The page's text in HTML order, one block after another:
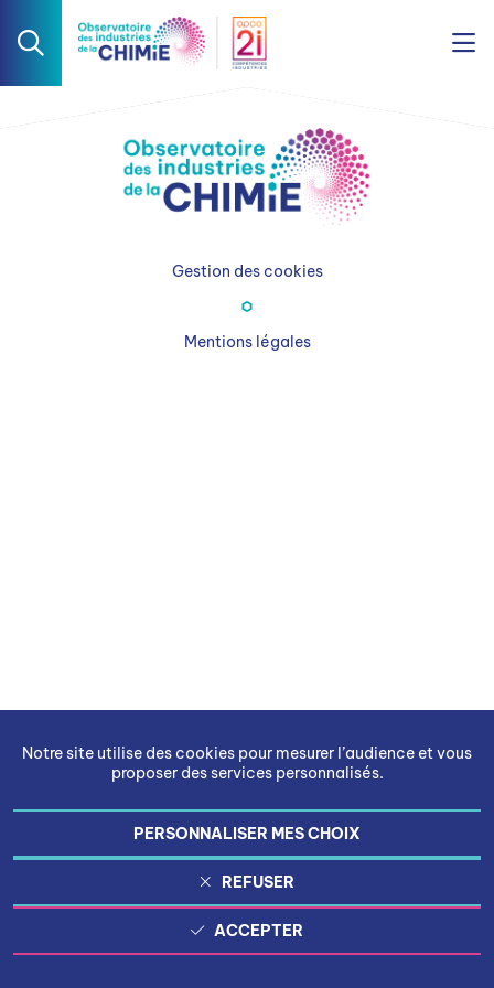
Notre site utilise des cookies pour mesurer l’audience et vous
proposer des services personnalisés.
PERSONNALISER MES CHOIX
REFUSER
ACCEPTER
Gestion des cookies
Mentions légales